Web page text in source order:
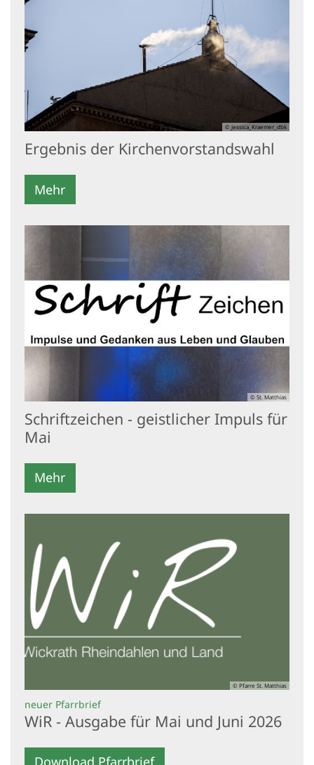
© Jessica_Kraemer_dbk
Ergebnis der Kirchenvorstandswahl
Mehr
© St. Matthias
Schriftzeichen - geistlicher Impuls für
Mai
Mehr
© Pfarre St. Matthias
neuer Pfarrbrief:
WiR - Ausgabe für Mai und Juni 2026